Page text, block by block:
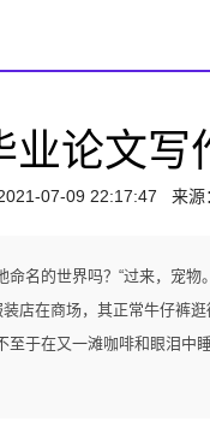
业论文写
07-09 22:17:47 来源
名的世界吗？“过来，宠物
店在商场，其正常牛仔裤
至于在又一滩咖啡和眼泪